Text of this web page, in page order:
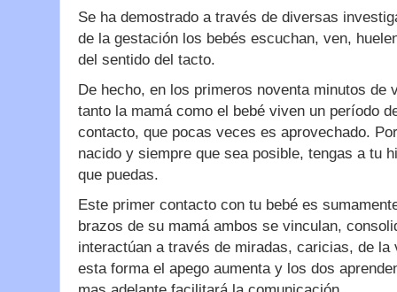
Se ha demostrado a través de diversas
de la gestación los bebés escuchan, ven,
del sentido del tacto.
De hecho, en los primeros noventa minutos de
tanto la mamá como el bebé viven un período
contacto, que pocas veces es aprovechado.
nacido y siempre que sea posible, tengas a tu
que puedas.
Este primer contacto con tu bebé es
brazos de su mamá ambos se vinculan,
interactúan a través de miradas, caricias, de
esta forma el apego aumenta y los dos